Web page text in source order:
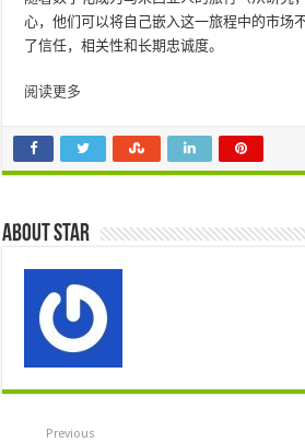
心，他们可以将自己嵌入这一旅程中的市场
了信任，相关性和长期忠诚度。
阅读更多
About star
Previous